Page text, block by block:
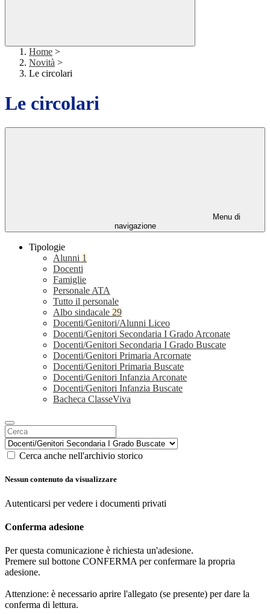
Home >
Novità >
Le circolari
Le circolari
Menu di
navigazione
Tipologie
Alunni 1
Docenti
Famiglie
Personale ATA
Tutto il personale
Albo sindacale 29
Docenti/Genitori/Alunni Liceo
Docenti/Genitori Secondaria I Grado Arconate
Docenti/Genitori Secondaria I Grado Buscate
Docenti/Genitori Primaria Arcornate
Docenti/Genitori Primaria Buscate
Docenti/Genitori Infanzia Arconate
Docenti/Genitori Infanzia Buscate
Bacheca ClasseViva
Cerca anche nell'archivio storico
Nessun contenuto da visualizzare
Autenticarsi per vedere i documenti privati
Conferma adesione
Per questa comunicazione è richiesta un'adesione.
Premere sul bottone CONFERMA per confermare la propria
adesione.
Attenzione: è necessario aprire l'allegato (se presente) per dare la
conferma di lettura.